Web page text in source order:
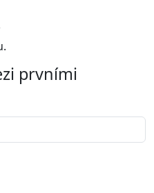
prvními